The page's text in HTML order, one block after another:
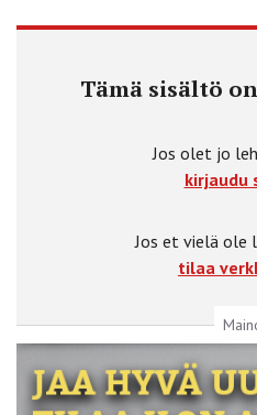
Tämä sisältö
Jos olet jo
kirjaudu
Jos et vielä ole
tilaa